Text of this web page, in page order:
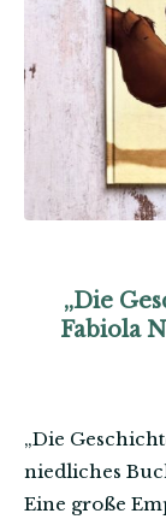
„Die
Fabiola
„Die
niedliches
Eine große